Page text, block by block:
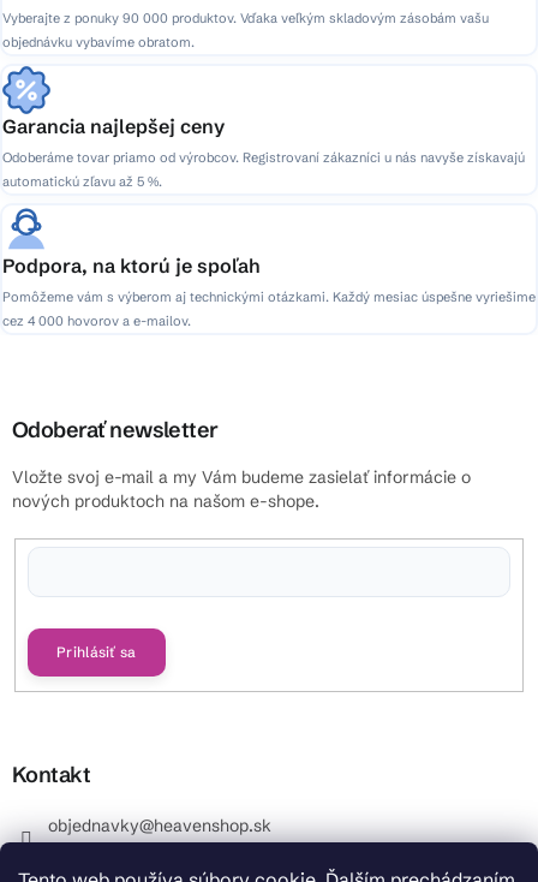
Vyberajte z ponuky 90 000 produktov. Vďaka veľkým skladovým zásobám vašu
objednávku vybavíme obratom.
Garancia najlepšej ceny
Odoberáme tovar priamo od výrobcov. Registrovaní zákazníci u nás navyše získavajú
automatickú zľavu až 5 %.
Podpora, na ktorú je spoľah
Pomôžeme vám s výberom aj technickými otázkami. Každý mesiac úspešne vyriešime
cez 4 000 hovorov a e-mailov.
Odoberať newsletter
Vložte svoj e-mail a my Vám budeme zasielať informácie o
nových produktoch na našom e-shope.
Prihlásiť sa
Kontakt
objednavky@heavenshop.sk